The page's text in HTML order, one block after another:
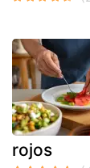
rojos